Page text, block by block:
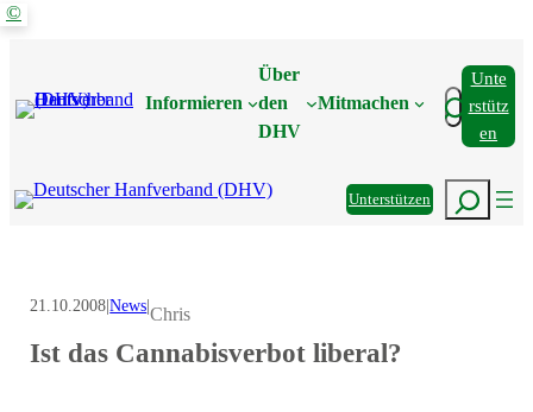
Zum
Informieren
Über
den
DHV
Mitmachen Suchen
Unte
Rstütz
En
UnterstützenSuchen
©
21.10.2008|News|Chris
Ist das Cannabisverbot liberal?